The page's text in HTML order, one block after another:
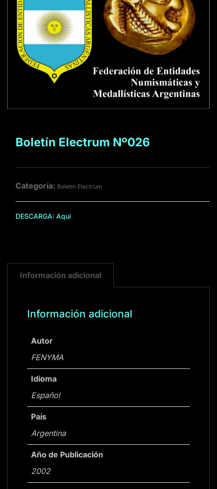
Boletín Electrum Nº026
Categoría: Boletín Electrum
DESCARGA: Aquí
Información adicional
Información adicional
Autor
FENYMA
Idioma
Español
País
Argentina
Año de Publicación
2002